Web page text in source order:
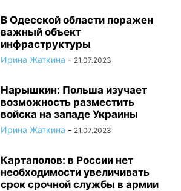
В Одесской области поражен
важный объект
инфраструктуры
Ирина Жаткина - 21.07.2023
Нарышкин: Польша изучает
возможность разместить
войска на западе Украины
Ирина Жаткина - 21.07.2023
Картаполов: в России нет
необходимости увеличивать
срок срочной службы в армии